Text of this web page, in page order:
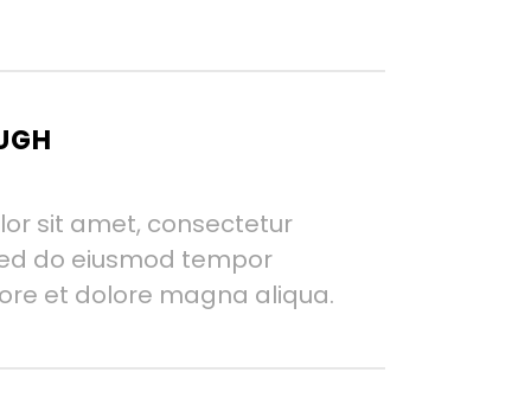
sit amet, consectetur
do eiusmod tempor
et dolore magna aliqua.